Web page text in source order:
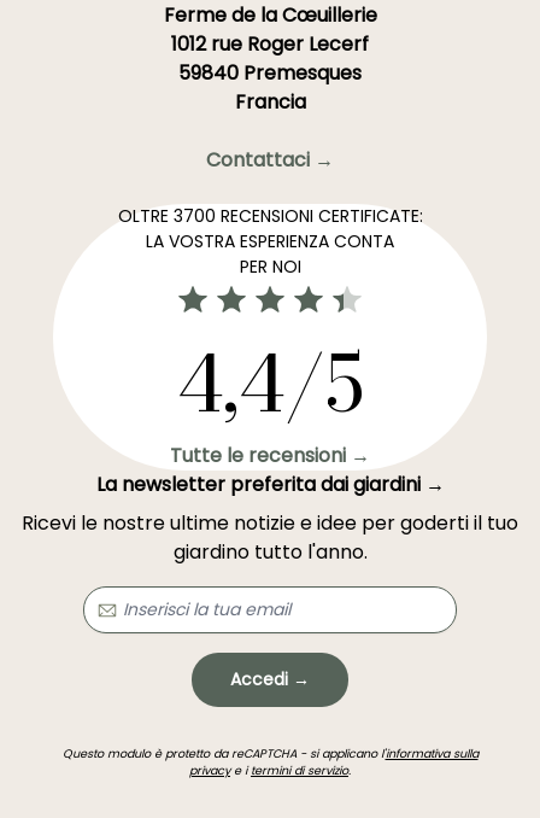
Ferme de la Cœuillerie
1012 rue Roger Lecerf
59840 Premesques
Francia
Contattaci →
OLTRE 3700 RECENSIONI CERTIFICATE:
LA VOSTRA ESPERIENZA CONTA
PER NOI
4,4/5
Tutte le recensioni →
La newsletter preferita dai giardini →
Ricevi le nostre ultime notizie e idee per goderti il tuo
giardino tutto l'anno.
Accedi →
Questo modulo è protetto da reCAPTCHA - si applicano l'informativa sulla
privacye itermini di servizio.